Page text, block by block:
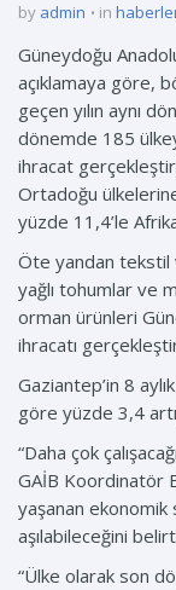
by admin in
Güneydoğu
açıklamaya göre,
geçen yılın aynı
dönemde 185
ihracat
Ortadoğu
yüzde 11,4’le
Öte yandan tekstil
yağlı tohumlar ve
orman ürünleri
ihracatı
Gaziantep’in 8
göre yüzde 3,4
“Daha çok
GAİB Koordinatör
yaşanan ekonomik
aşılabileceğini
“Ülke olarak son